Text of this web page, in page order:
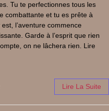
Tu te perfectionnes tous les
combattante et tu es prête à
l’aventure commence
Garde à l’esprit que rien
on ne lâchera rien. Lire
Lire La Suite